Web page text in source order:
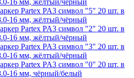
16 мм, жёлтый/чёрный
Partex PA3 символ "5" 20 шт. в
16 мм, жёлтый/чёрный
Partex PA3 символ "2" 20 шт. в
16 мм, жёлтый/чёрный
Partex PA3 символ "3" 20 шт. в
16 мм, жёлтый/чёрный
Partex PA3 символ "0" 20 шт. в
16 мм, чёрный/белый